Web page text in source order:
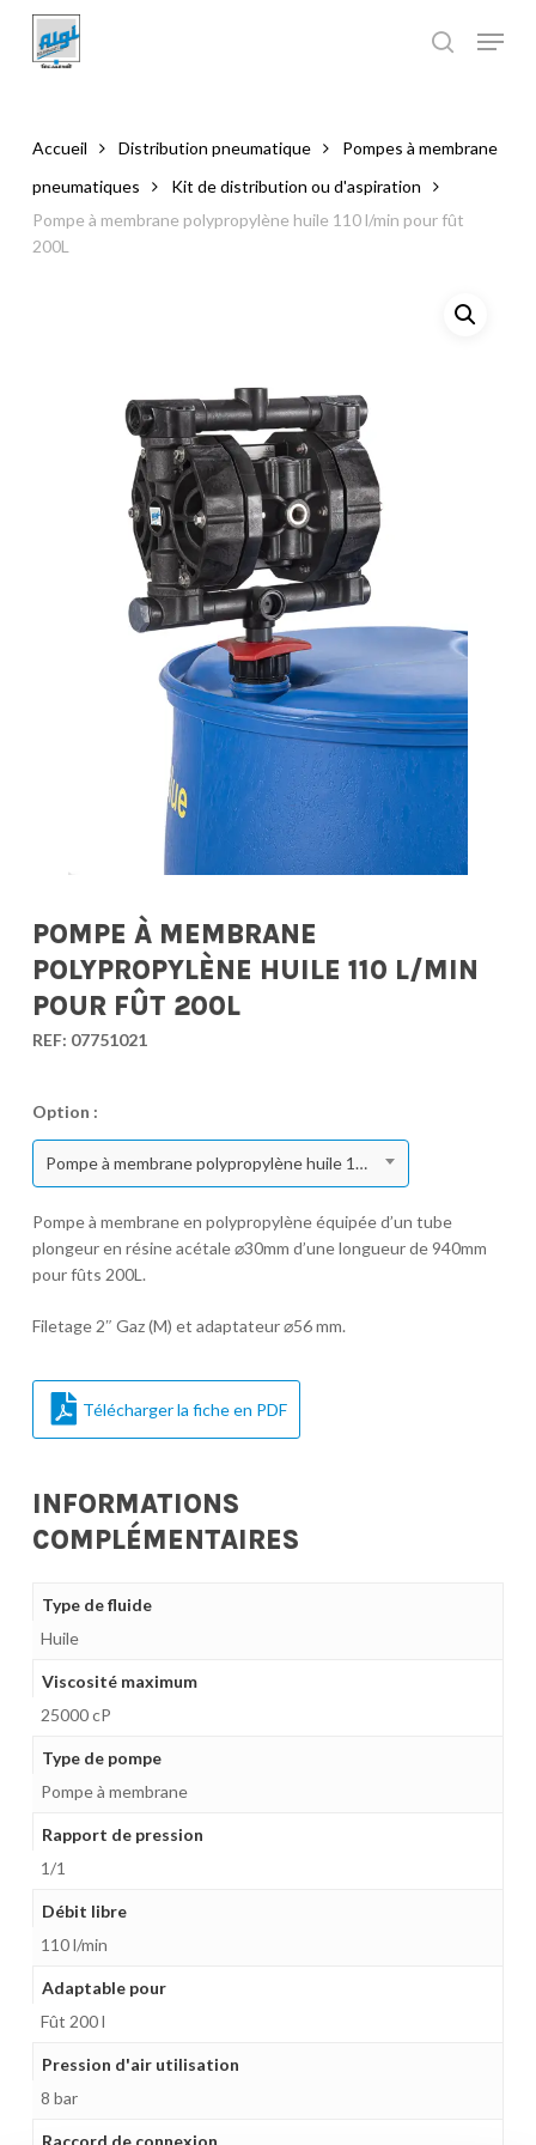
main
Accueil Distribution pneumatique
Pompes à membrane
pneumatiques
Kit de distribution ou d'aspiration
Pompe à membrane polypropylène huile 110 l/min pour fût
200L
POMPE À MEMBRANE
POLYPROPYLÈNE HUILE 110 L/MIN
POUR FÛT 200L
REF: 07751021
Option :
Pompe à membrane polypropylène huile 110 l/min pour fût 200L
Pompe à membrane en polypropylène équipée d’un tube
plongeur en résine acétale ⌀30mm d’une longueur de 940mm
pour fûts 200L.
Filetage 2″ Gaz (M) et adaptateur ⌀56 mm.
Télécharger la fiche en PDF
INFORMATIONS
COMPLÉMENTAIRES
Type de fluide
Huile
Viscosité maximum
25000 cP
Type de pompe
Pompe à membrane
Rapport de pression
1/1
Débit libre
110 l/min
Adaptable pour
Fût 200 l
Pression d'air utilisation
8 bar
Raccord de connexion